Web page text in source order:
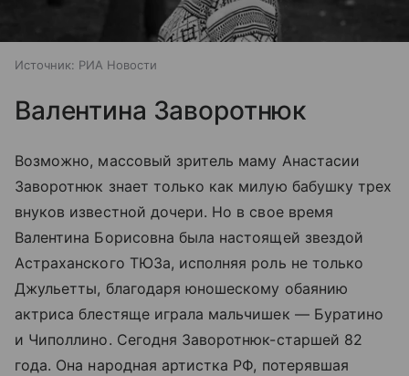
Источник: РИА Новости
Валентина Заворотнюк
Возможно, массовый зритель маму Анастасии
Заворотнюк знает только как милую бабушку трех
внуков известной дочери. Но в свое время
Валентина Борисовна была настоящей звездой
Астраханского ТЮЗа, исполняя роль не только
Джульетты, благодаря юношескому обаянию
актриса блестяще играла мальчишек — Буратино
и Чиполлино. Сегодня Заворотнюк-старшей 82
года. Она народная артистка РФ, потерявшая